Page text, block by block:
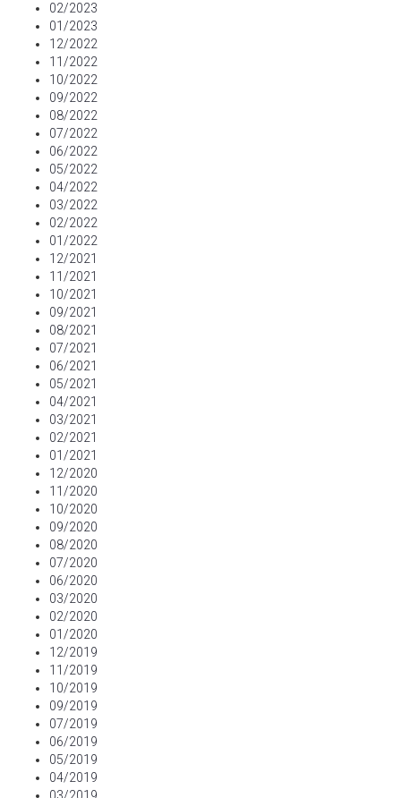
02/2023
01/2023
12/2022
11/2022
10/2022
09/2022
08/2022
07/2022
06/2022
05/2022
04/2022
03/2022
02/2022
01/2022
12/2021
11/2021
10/2021
09/2021
08/2021
07/2021
06/2021
05/2021
04/2021
03/2021
02/2021
01/2021
12/2020
11/2020
10/2020
09/2020
08/2020
07/2020
06/2020
03/2020
02/2020
01/2020
12/2019
11/2019
10/2019
09/2019
07/2019
06/2019
05/2019
04/2019